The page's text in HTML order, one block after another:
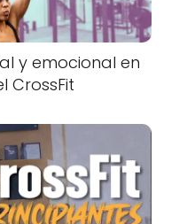
y emocional en
CrossFit